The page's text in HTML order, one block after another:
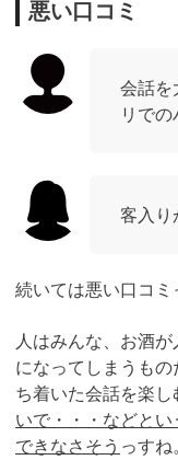
悪い口コミ
会話を
リでの
客入り
続いては悪い口コミ
人はみんな、お酒
になってしまうも
ち着いた会話を楽し
いで・・・などと
できなさそう っすね。